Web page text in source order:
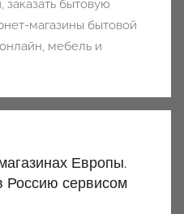
, заказать бытовую
магазины бытовой
, мебель и
Европы.
Россию сервисом